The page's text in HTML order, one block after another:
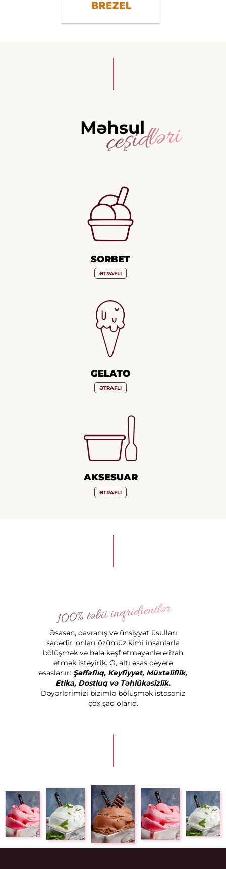
Məhsul
SORBET
AKSESUAR
ƏTRAFLI
ƏTRAFLI
GELATO
ƏTRAFLI
Əsasən, davranış və ünsiyyət üsulları
sadədir: onları özümüz kimi insanlarla
bölüşmək və hələ kəşf etməyənlərə izah
etmək istəyirik. O, altı əsas dəyərə
əsaslanır: Şəffaflıq, Keyfiyyət, Müxtəliflik,
Etika, Dostluq və Təhlükəsizlik.
Dəyərlərimizi bizimlə bölüşmək istəsəniz
çox şad olarıq.